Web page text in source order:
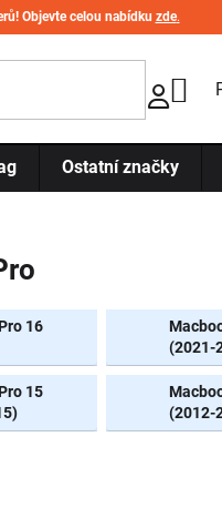
Objevte celou nabídku zde.
Ostatní značky
16
(2021-
15
(2012-